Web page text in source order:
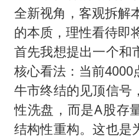
全新视角，客观拆解
的本质，理性看待即
首先我想提出一个和
核心看法：当前4000
牛市终结的见顶信号
性洗盘，而是A股存
结构性重构。这也是